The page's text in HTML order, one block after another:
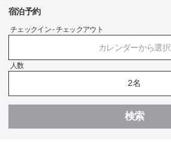
宿泊予約
チェックイン - チェックアウト
カレンダーから選択
人数
検索